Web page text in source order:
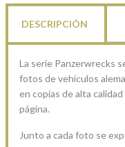
DESCRIPCIÓN
La serie Panzerwrecks
fotos de vehículos
en copias de alta
página.
Junto a cada foto se